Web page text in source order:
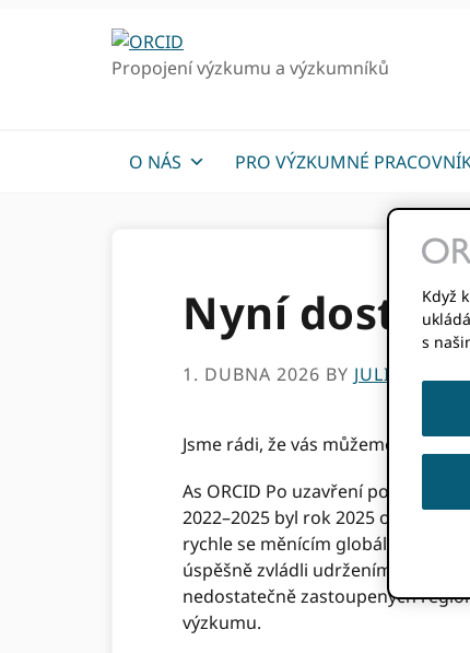
Propojení výzkumu a výzkumníků
O NÁS PRO VÝZKUMNÉ
Nyní
1. DUBNA 2026 BY JULIE PETRO
Jsme rádi, že vás můžeme
As ORCID Po uzavření
2022–2025 byl rok 2025 obdobím
rychle se měnícím globálním
úspěšně zvládli udržením široké
nedostatečně zastoupených
výzkumu.
Když
s